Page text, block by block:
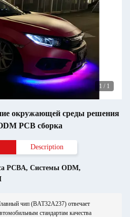
1 / 1
окружающей среды решения
PCB сборка
Description
PCBA, Системы ODM,
чип (BAT32A237) отвечает
стандартам качества